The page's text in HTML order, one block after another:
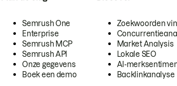
Semrush One
Enterprise
Semrush MCP
Semrush API
Onze gegevens
Boek een demo
Zoekwoorden
Market Analysis
Lokale SEO
AI-
Backlinkanalyse